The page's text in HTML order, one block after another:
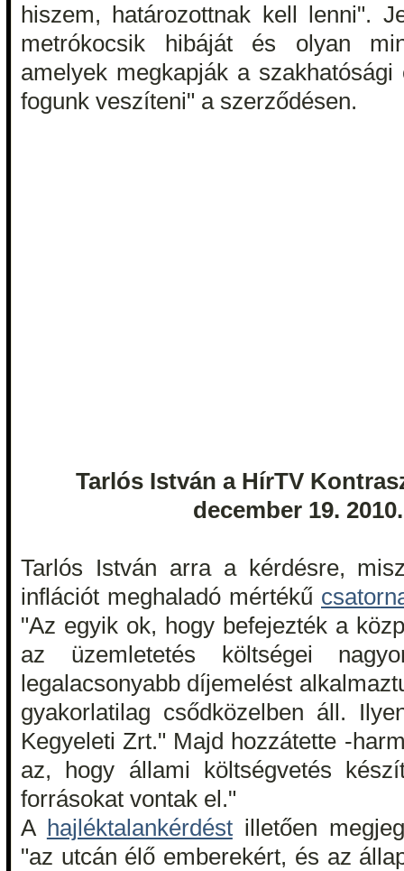
hiszem, határozottnak kell lenni".
metrókocsik hibáját és olyan
amelyek megkapják a
fogunk veszíteni" a szerződésen.
Tarlós István a HírTV
december 19.
Tarlós István arra a kérdésre,
inflációt meghaladó mértékű
"Az egyik ok, hogy befejezték a
az üzemletetés költségei
legalacsonyabb díjemelést
gyakorlatilag csődközelben áll.
Kegyeleti Zrt." Majd hozzátette -
az, hogy állami költségvetés
forrásokat vontak el."
A hajléktalankérdéstilletően
"az utcán élő emberekért, és az